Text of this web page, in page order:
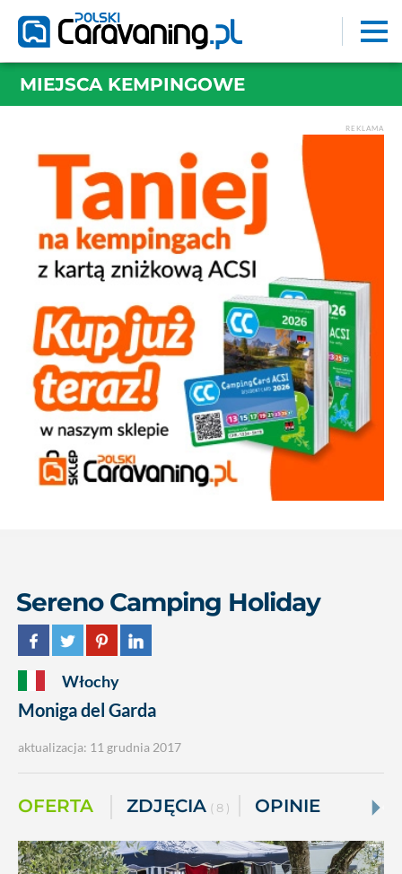
MIEJSCA KEMPINGOWE
REKLAMA
Sereno Camping Holiday
Włochy
Moniga del Garda
aktualizacja: 11 grudnia 2017
OFERTA ZDJĘCIA ( 8 ) OPINIE